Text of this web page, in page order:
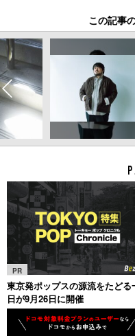
この記事
PR
東京発ポップスの源流をたどる
日が9月26日に開催